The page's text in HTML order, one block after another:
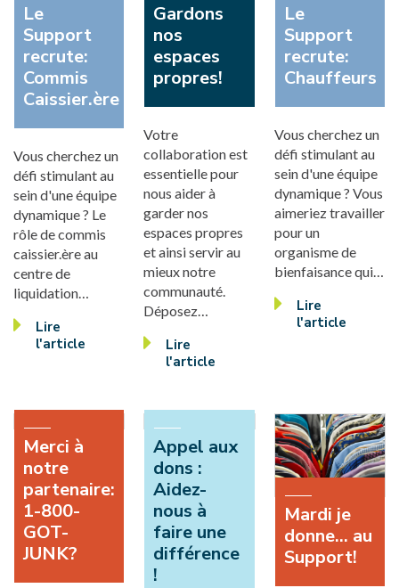
Le
Support
recrute:
Commis
Caissier.ère
Vous cherchez un
défi stimulant au
sein d'une équipe
dynamique ? Le
rôle de commis
caissier.ère au
centre de
liquidation…
Lire
l'article
Gardons
nos
espaces
propres!
Votre
collaboration est
essentielle pour
nous aider à
garder nos
espaces propres
et ainsi servir au
mieux notre
communauté.
Déposez…
Lire
l'article
Le
Support
recrute:
Chauffeurs
Vous cherchez un
défi stimulant au
sein d'une équipe
dynamique ? Vous
aimeriez travailler
pour un
organisme de
bienfaisance qui…
Lire
l'article
Merci à
notre
partenaire:
1-800-
GOT-
JUNK?
Appel aux
dons :
Aidez-
nous à
faire une
différence
!
Mardi je
donne... au
Support!